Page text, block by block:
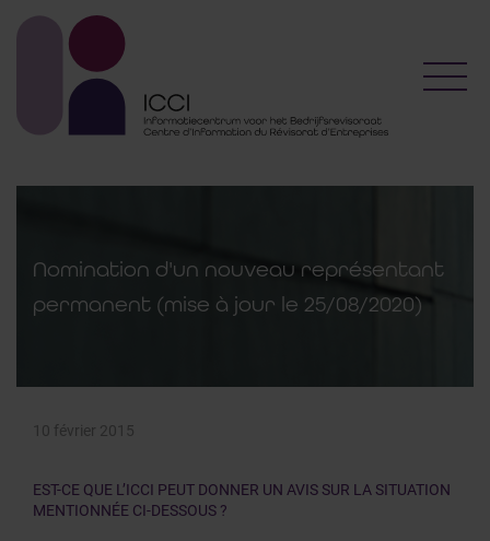
Nomination d'un nouveau représentant
permanent (mise à jour le 25/08/2020)
10 février 2015
EST-CE QUE L’ICCI PEUT DONNER UN AVIS SUR LA SITUATION
MENTIONNÉE CI-DESSOUS ?